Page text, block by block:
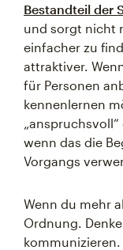
Bestandteil der
und sorgt nicht
einfacher zu
attraktiver.
für Personen
kennenlernen
wenn das die
Vorgangs
Wenn du mehr
Ordnung.
kommunizieren.